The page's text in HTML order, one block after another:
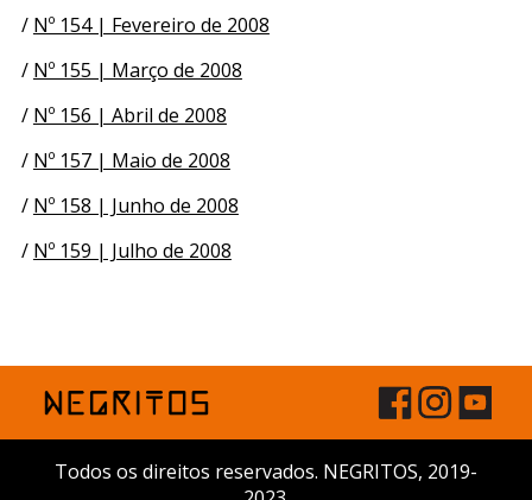
/ Nº 154 | Fevereiro de 2008
/ Nº 155 | Março de 2008
/ Nº 156 | Abril de 2008
/ Nº 157 | Maio de 2008
/ Nº 158 | Junho de 2008
/ Nº 159 | Julho de 2008
Todos os direitos reservados. NEGRITOS, 2019-